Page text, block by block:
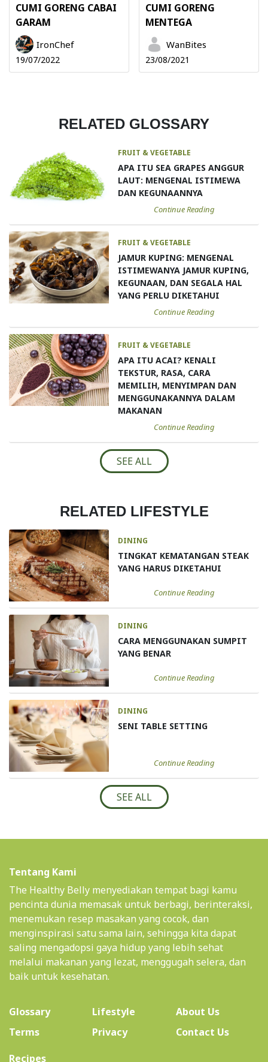
CUMI GORENG CABAI
GARAM
IronChef
19/07/2022
CUMI GORENG
MENTEGA
WanBites
23/08/2021
RELATED GLOSSARY
FRUIT & VEGETABLE
APA ITU SEA GRAPES ANGGUR
LAUT: MENGENAL ISTIMEWA
DAN KEGUNAANNYA
Continue Reading
FRUIT & VEGETABLE
JAMUR KUPING: MENGENAL
ISTIMEWANYA JAMUR KUPING,
KEGUNAAN, DAN SEGALA HAL
YANG PERLU DIKETAHUI
Continue Reading
FRUIT & VEGETABLE
APA ITU ACAI? KENALI
TEKSTUR, RASA, CARA
MEMILIH, MENYIMPAN DAN
MENGGUNAKANNYA DALAM
MAKANAN
Continue Reading
SEE ALL
RELATED LIFESTYLE
DINING
TINGKAT KEMATANGAN STEAK
YANG HARUS DIKETAHUI
Continue Reading
DINING
CARA MENGGUNAKAN SUMPIT
YANG BENAR
Continue Reading
DINING
SENI TABLE SETTING
Continue Reading
SEE ALL
Tentang Kami
The Healthy Belly menyediakan tempat bagi kamu
pencinta dunia memasak untuk berbagi, berinteraksi,
menemukan resep masakan yang cocok, dan
menginspirasi satu sama lain, sehingga kita dapat
saling mengadopsi gaya hidup yang lebih sehat
melalui makanan yang lezat, menggugah selera, dan
baik untuk kesehatan.
Glossary Lifestyle About Us(current)
Terms
Privacy
Contact Us
Recipes(current)